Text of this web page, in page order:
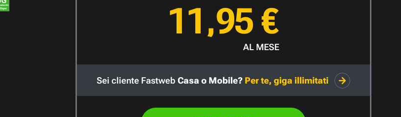
11,95 €
AL MESE
Sei cliente Fastweb Casa o Mobile? Per te, giga illimitati